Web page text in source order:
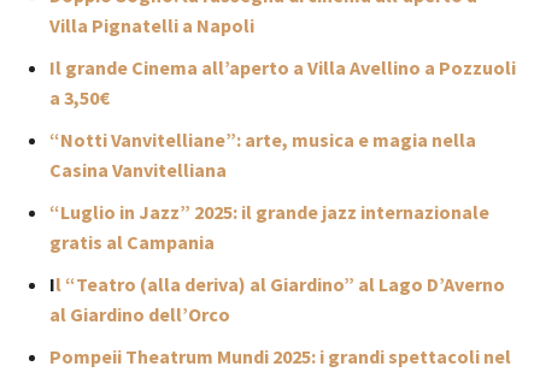
Villa Pignatelli a Napoli
Il grande Cinema all’aperto a Villa Avellino a Pozzuoli
a 3,50€
“Notti Vanvitelliane”: arte, musica e magia nella
Casina Vanvitelliana
“Luglio in Jazz” 2025: il grande jazz internazionale
gratis al Campania
Il “Teatro (alla deriva) al Giardino” al Lago D’Averno
al Giardino dell’Orco
Pompeii Theatrum Mundi 2025: i grandi spettacoli nel